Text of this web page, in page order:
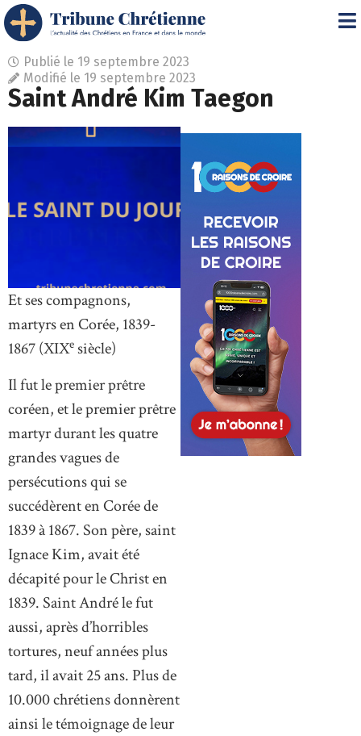
Publié le 19 septembre 2023
Modifié le 19 septembre 2023
Saint André Kim Taegon
Et ses compagnons,
martyrs en Corée, 1839-
1867 (XIXe siècle)
Il fut le premier prêtre
coréen, et le premier prêtre
martyr durant les quatre
grandes vagues de
persécutions qui se
succédèrent en Corée de
1839 à 1867. Son père, saint
Ignace Kim, avait été
décapité pour le Christ en
1839. Saint André le fut
aussi, après d’horribles
tortures, neuf années plus
tard, il avait 25 ans. Plus de
10.000 chrétiens donnèrent
ainsi le témoignage de leur